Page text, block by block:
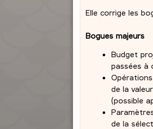
Elle corrige les
Bogues majeurs
Budget
passées à
de la
(possible
de la